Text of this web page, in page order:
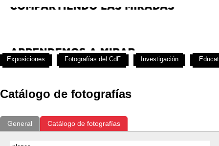
Catálogo de fotografías
General Catálogo de fotografías
Exposiciones Fotografías del CdF Investigación